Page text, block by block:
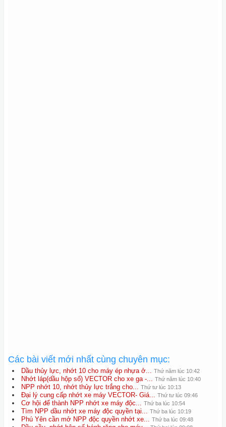
Các bài viết mới nhất cùng chuyên mục:
Dầu thủy lực, nhớt 10 cho máy ép nhựa ở... Thứ năm lúc 10:42
Nhớt láp(dầu hộp số) VECTOR cho xe ga -... Thứ năm lúc 10:40
NPP nhớt 10, nhớt thủy lực trắng cho... Thứ tư lúc 10:13
Đại lý cung cấp nhớt xe máy VECTOR- Giá... Thứ tư lúc 09:46
Cơ hội để thành NPP nhớt xe máy độc... Thứ ba lúc 10:54
Tìm NPP dầu nhớt xe máy độc quyền tại... Thứ ba lúc 10:19
Phú Yên cần mở NPP độc quyền nhớt xe... Thứ ba lúc 09:48